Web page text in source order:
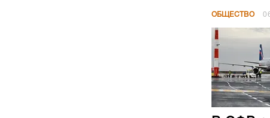
ОБЩЕСТВО